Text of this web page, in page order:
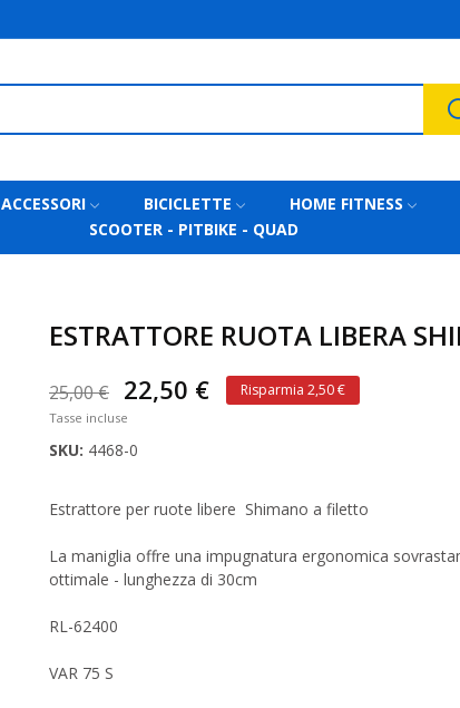
ACCESSORI BICICLETTE HOME FITNESS
SCOOTER - PITBIKE - QUAD
ESTRATTORE RUOTA LIBERA
25,00 € 22,50 € Risparmia 2,50 €
Tasse incluse
SKU: 4468-0
Estrattore per ruote libere Shimano a filetto
La maniglia offre una impugnatura ergonomica
ottimale - lunghezza di 30cm
RL-62400
VAR 75 S